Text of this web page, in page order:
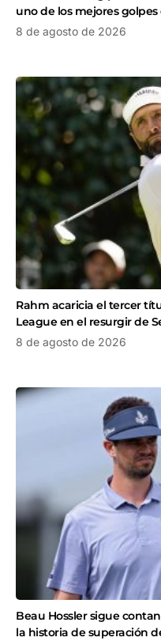
uno de los mejores golpes
8 de agosto de 2026
Rahm acaricia el tercer
League en el resurgir de
8 de agosto de 2026
Beau Hossler sigue
la historia de superación